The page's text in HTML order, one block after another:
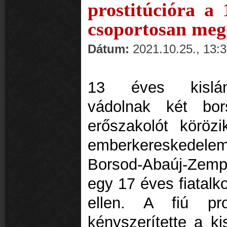
prostitúcióra a
csoportosan
Dátum: 2021.10.25.,
13 éves
vádolnak két
erőszakolót
Borsod-Abaúj-
egy 17 éves
ellen. A fiú
kényszerítette a